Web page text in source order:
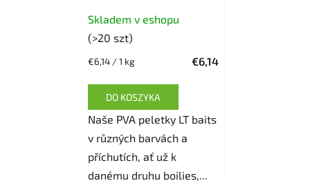
Skladem v eshopu
(>20 szt)
€6,14
Cena
€6,14 / 1 kg
DO KOSZYKA
Naše PVA peletky LT baits
v různých barvách a
příchutích, ať už k
danému druhu boilies,...